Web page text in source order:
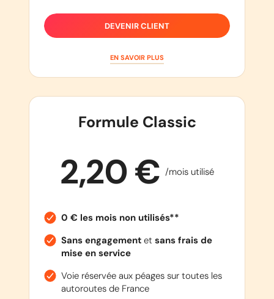
DEVENIR CLIENT
EN SAVOIR PLUS
Formule Classic
2,20 € /mois utilisé
0 € les mois non utilisés**
Sans engagementet sans frais de
mise en service
Voie réservée aux péages sur toutes les
autoroutes de France